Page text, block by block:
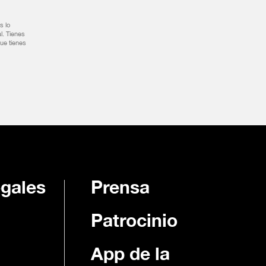
lo
Tienes
tienes
Prensa
Patrocinio
App de la